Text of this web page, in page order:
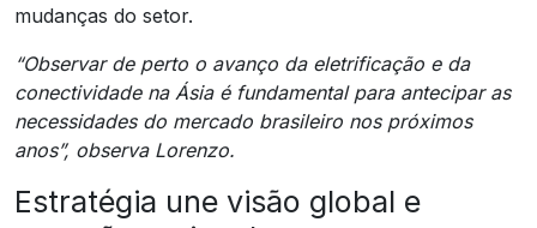
mudanças do setor.
“Observar de perto o avanço da eletrificação e da
conectividade na Ásia é fundamental para antecipar as
necessidades do mercado brasileiro nos próximos
anos”, observa Lorenzo.
Estratégia une visão global e